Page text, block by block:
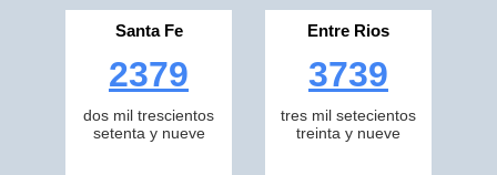
Santa Fe
2379
dos mil trescientos
setenta y nueve
Entre Rios
3739
tres mil setecientos
treinta y nueve